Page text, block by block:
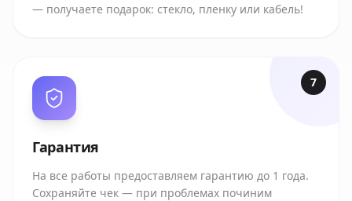
— получаете подарок: стекло, пленку или кабель!
7
Гарантия
На все работы предоставляем гарантию до 1 года.
Сохраняйте чек — при проблемах починим